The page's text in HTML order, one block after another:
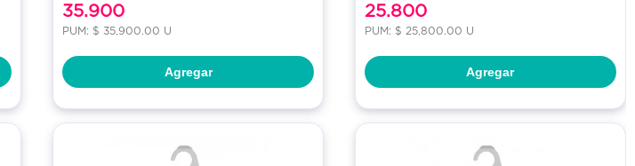
35.900
PUM: $ 35,900.00 U
Agregar
25.800
PUM: $ 25,800.00 U
Agregar